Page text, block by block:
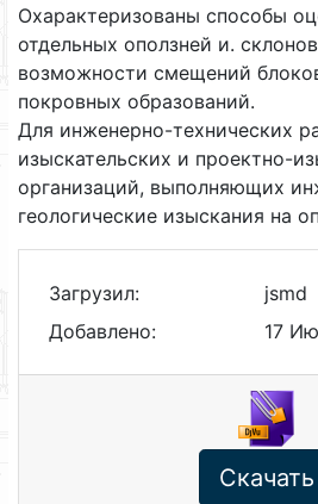
Охарактеризованы способы
отдельных оползней и.
возможности смещений
покровных образований.
Для инженерно-технических
изыскательских и проектно-
организаций, выполняющих
геологические изыскания на
Загрузил:
jsmd
Добавлено:
17
Скачать